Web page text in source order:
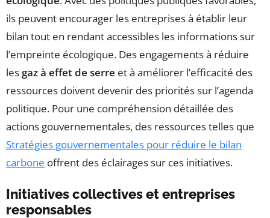
ils peuvent encourager les entreprises à établir leur
bilan tout en rendant accessibles les informations sur
l’empreinte écologique. Des engagements à réduire
les gaz à effet de serre et à améliorer l’efficacité des
ressources doivent devenir des priorités sur l’agenda
politique. Pour une compréhension détaillée des
actions gouvernementales, des ressources telles que
Stratégies gouvernementales pour réduire le bilan
carbone offrent des éclairages sur ces initiatives.
Initiatives collectives et entreprises
responsables